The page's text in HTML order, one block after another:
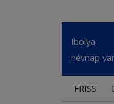
Ibolya
névnap
FRISS